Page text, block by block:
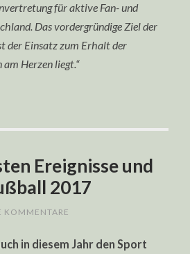
für aktive Fan- und
Das vordergründige Ziel der
der Einsatz zum Erhalt der
Herzen liegt.“
Ereignisse und
2017
KOMMENTARE
in diesem Jahr den Sport